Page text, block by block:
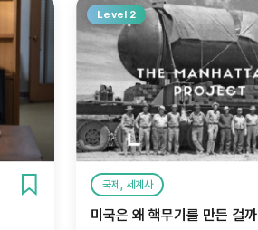
Level 2
국제, 세계사
미국은 왜 핵무기를 만든 걸까